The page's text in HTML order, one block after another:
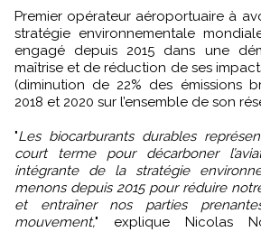
Premier opérateur aéroportuaire à avoir mis en place une
stratégie environnementale
engagé depuis 2015 dans une
maîtrise et de réduction de ses
(diminution de 22% des émissions
2018 et 2020 sur l’ensemble de son
"Les biocarburants durables
court terme pour décarboner
intégrante de la stratégie
menons depuis 2015 pour réduire
et entraîner nos parties
mouvement," explique Nicolas